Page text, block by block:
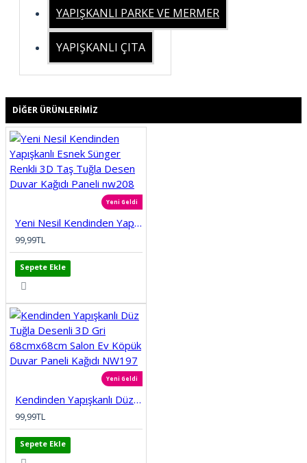
YAPIŞKANLI PARKE VE MERMER
YAPIŞKANLI ÇITA
DIĞER ÜRÜNLERIMIZ
Yeni Geldi
Yeni Nesil Kendinden Yapışkanlı Esnek Sünger Renkli 3D Taş Tuğla Desen Duvar Kağıdı Paneli nw208
99,99TL
Sepete Ekle
Yeni Geldi
Kendinden Yapışkanlı Düz Tuğla Desenli 3D Gri 68cmx68cm Salon Ev Köpük Duvar Paneli Kağıdı NW197
99,99TL
Sepete Ekle